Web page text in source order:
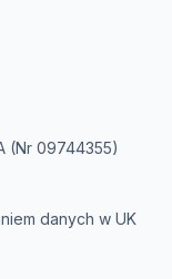
(Nr 09744355)
danych w UK